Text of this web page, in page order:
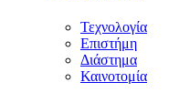
Τεχνολογία
Επιστήμη
Διάστημα
Καινοτομία